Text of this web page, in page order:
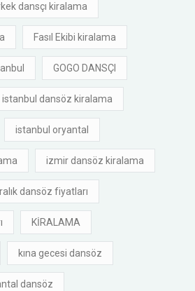
dansçı kiralama
Fasıl Ekibi kiralama
GOGO DANSÇI
istanbul dansöz kiralama
istanbul oryantal
izmir dansöz kiralama
dansöz fiyatları
KİRALAMA
kına gecesi dansöz
dansöz